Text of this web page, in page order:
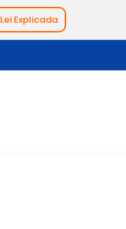
Lei Explicada